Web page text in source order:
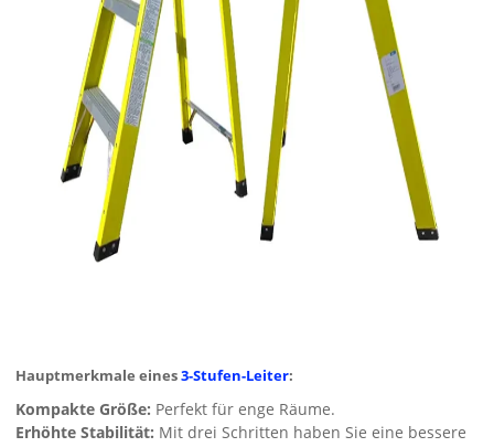
Hauptmerkmale eines3-Stufen-Leiter:
Kompakte Größe: Perfekt für enge Räume.
Erhöhte Stabilität: Mit drei Schritten haben Sie eine bessere